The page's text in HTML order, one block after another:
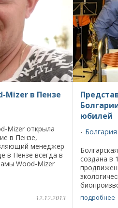
Mizer в Пензе
Mizer открыла
в Пензе,
менеджер
в Пензе всегда в
Wood-Mizer
12.12.2013
юбилей
Болгария
создана в
истории
для
подробнее